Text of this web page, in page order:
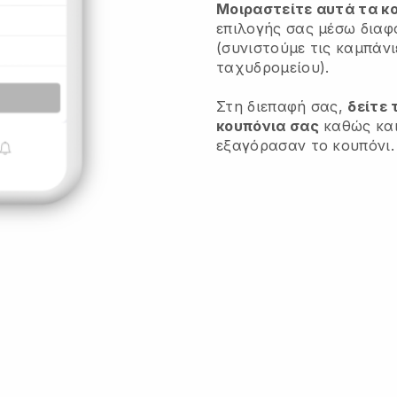
Μοιραστείτε αυτά τα
επιλογής σας μέσω
(συνιστούμε τις
ταχυδρομείου).
Στη διεπαφή σας, δείτε
κουπόνια σας καθώς
εξαγόρασαν το κουπόνι.